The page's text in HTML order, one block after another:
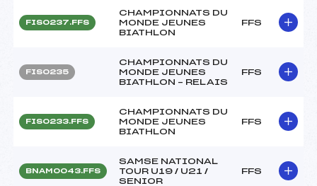
FIS0237.FFS
CHAMPIONNATS DU
MONDE JEUNES
BIATHLON
FFS
FIS0235
CHAMPIONNATS DU
MONDE JEUNES
BIATHLON – RELAIS
FFS
FIS0233.FFS
CHAMPIONNATS DU
MONDE JEUNES
BIATHLON
FFS
BNAM0043.FFS
SAMSE NATIONAL
TOUR U19 / U21 /
SENIOR
FFS